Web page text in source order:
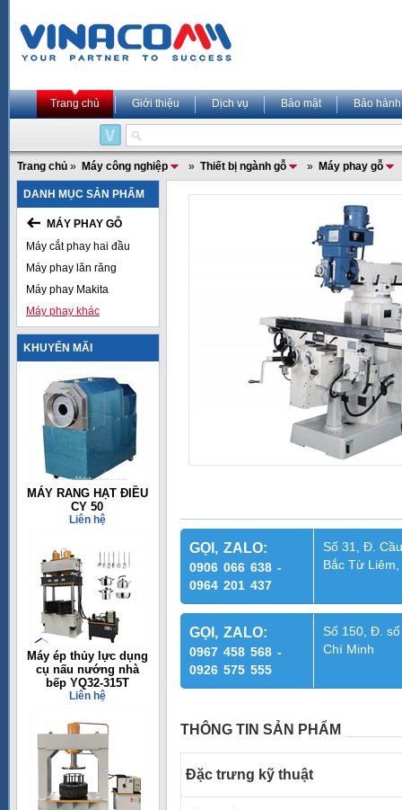
Trang chủ Giới thiệu Dịch vụ Bảo mật Bảo hành
Trang chủ » Máy công nghiệp » Thiết bị ngành gỗ » Máy phay gỗ
DANH MỤC SẢN PHẨM
MÁY PHAY GỖ
Máy cắt phay hai đầu
Máy phay lăn răng
Máy phay Makita
Máy phay khác
KHUYẾN MÃI
MÁY RANG HẠT ĐIỀU
CY 50
Liên hệ
Máy ép thủy lực dụng
cụ nấu nướng nhà
bếp YQ32-315T
Liên hệ
GỌI, ZALO:
0906 066 638 -
0964 201 437
Số 31, Đ.
Bắc Từ
GỌI, ZALO:
0967 458 568 -
0926 575 555
Số 150, Đ.
Chí Minh
THÔNG TIN SẢN PHẨM
Đặc trưng kỹ thuật